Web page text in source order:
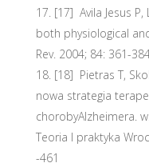
[17] Avila Jesus
both physiological
Rev. 2004; 84: 361-
[18] Pietras T,
nowa strategia
chorobyAlzheimera.
Teoria I praktyka
-461